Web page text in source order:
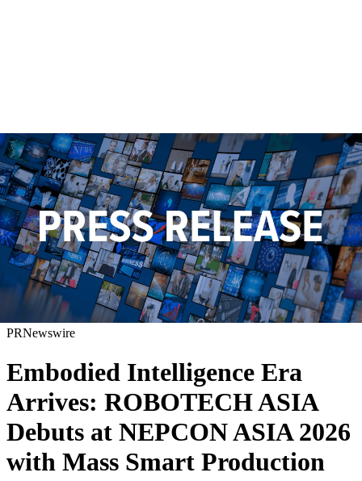
PRNewswire
Embodied Intelligence Era
Arrives: ROBOTECH ASIA
Debuts at NEPCON ASIA 2026
with Mass Smart Production